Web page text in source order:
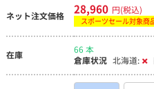
ネット注文価格 28,960 円(税込)
スポーツセール対象商
在庫
66 本
倉庫状況 北海道: